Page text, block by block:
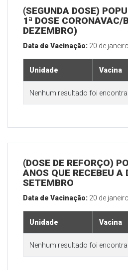
(SEGUNDA DOSE)
1ª DOSE
DEZEMBRO)
Data de Vacinação: 20 de
Unidade Vacina
Nenhum resultado foi
(DOSE DE REFORÇO)
ANOS QUE RECEBEU A
SETEMBRO
Data de Vacinação: 20 de
Unidade Vacina
Nenhum resultado foi